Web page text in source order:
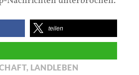
teilen
, LANDLEBEN